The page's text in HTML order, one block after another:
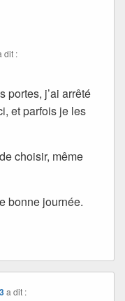
dit :
portes, j’ai arrêté
et parfois je les
choisir, même
bonne journée.
a dit :